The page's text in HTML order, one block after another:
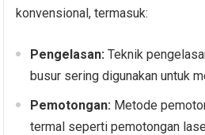
konvensional, termasuk:
Pengelasan: Teknik
busur sering digunakan untuk
Pemotongan: Metode
termal seperti pemotongan